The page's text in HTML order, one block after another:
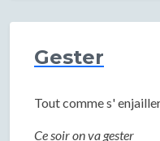
Gester
Tout comme s'
Ce soir on va gester